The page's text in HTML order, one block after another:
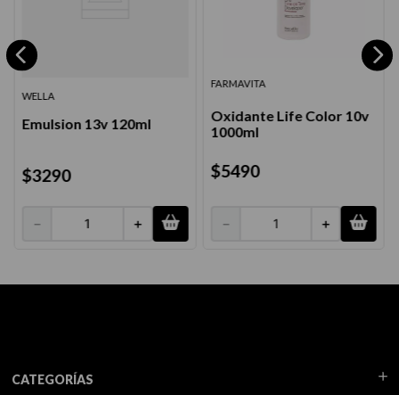
WELLA
Emulsion 13v 120ml
$3290
＋
－
FARMAVITA
Oxidante Life Color 10v
1000ml
$5490
＋
－
CATEGORÍAS